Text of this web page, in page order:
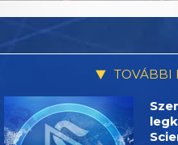
TOVÁBBI